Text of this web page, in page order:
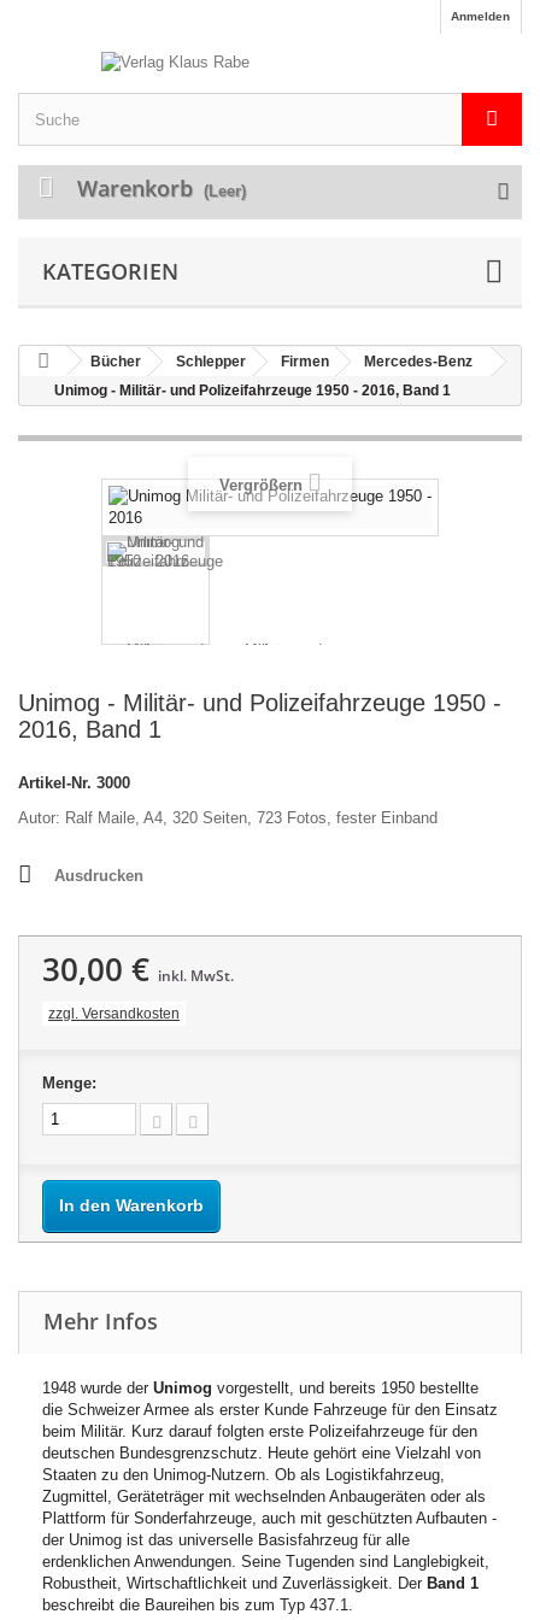
Anmelden
Warenkorb (Leer)
KATEGORIEN
Bücher Schlepper Firmen
Mercedes-Benz
Unimog - Militär- und Polizeifahrzeuge 1950 - 2016, Band 1
Vergrößern
Unimog - Militär- und Polizeifahrzeuge 1950 -
2016, Band 1
Artikel-Nr. 3000
Autor: Ralf Maile, A4, 320 Seiten, 723 Fotos, fester Einband
Ausdrucken
30,00 € inkl. MwSt.
zzgl. Versandkosten
Menge:
In den Warenkorb
Mehr Infos
1948 wurde der Unimog vorgestellt, und bereits 1950 bestellte
die Schweizer Armee als erster Kunde Fahrzeuge für den Einsatz
beim Militär. Kurz darauf folgten erste Polizeifahrzeuge für den
deutschen Bundesgrenzschutz. Heute gehört eine Vielzahl von
Staaten zu den Unimog-Nutzern. Ob als Logistikfahrzeug,
Zugmittel, Geräteträger mit wechselnden Anbaugeräten oder als
Plattform für Sonderfahrzeuge, auch mit geschützten Aufbauten -
der Unimog ist das universelle Basisfahrzeug für alle
erdenklichen Anwendungen. Seine Tugenden sind Langlebigkeit,
Robustheit, Wirtschaftlichkeit und Zuverlässigkeit. Der Band 1
beschreibt die Baureihen bis zum Typ 437.1.